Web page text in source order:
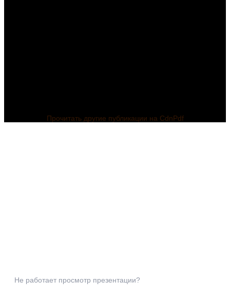
Прочитать другие публикации на CdnPdf
Не работает просмотр презентации?